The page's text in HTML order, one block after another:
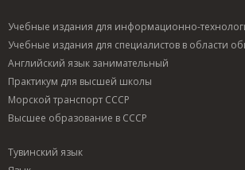
Учебные издания для информационно-
Учебные издания для специалистов в области
Английский язык занимательный
Практикум для высшей школы
Морской транспорт СССР
Высшее образование в СССР
Тувинский язык